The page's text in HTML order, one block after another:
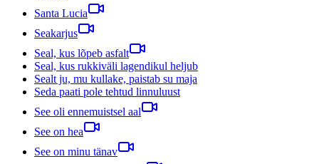
Santa Lucia
Seakarjus
Seal, kus lõpeb asfalt
Seal, kus rukkiväli lagendikul heljub
Sealt ju, mu kullake, paistab su maja
Seda paati pole tehtud linnuluust
See oli ennemuistsel aal
See on hea
See on minu tänav